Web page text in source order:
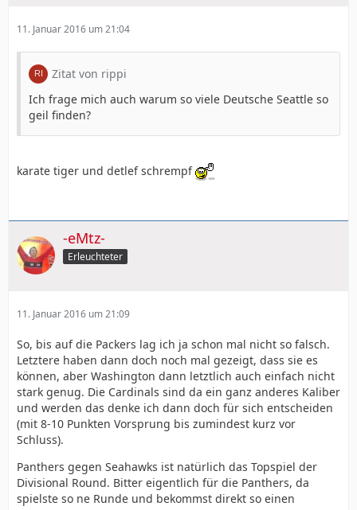
11. Januar 2016 um 21:04
Zitat von rippi
Ich frage mich auch warum so viele Deutsche Seattle so
geil finden?
karate tiger und detlef schrempf
-eMtz-
Erleuchteter
11. Januar 2016 um 21:09
So, bis auf die Packers lag ich ja schon mal nicht so falsch.
Letztere haben dann doch noch mal gezeigt, dass sie es
können, aber Washington dann letztlich auch einfach nicht
stark genug. Die Cardinals sind da ein ganz anderes Kaliber
und werden das denke ich dann doch für sich entscheiden
(mit 8-10 Punkten Vorsprung bis zumindest kurz vor
Schluss).
Panthers gegen Seahawks ist natürlich das Topspiel der
Divisional Round. Bitter eigentlich für die Panthers, da
spielste so ne Runde und bekommst direkt so einen